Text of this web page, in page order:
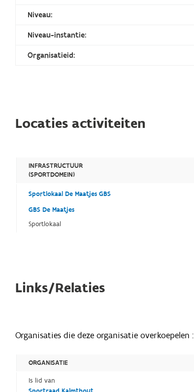
Niveau:
Niveau-instantie:
Organisatieid:
Locaties activiteiten
INFRASTRUCTUUR
(SPORTDOMEIN)
Sportlokaal De Maatjes GBS
GBS De Maatjes
Sportlokaal
Links/Relaties
Organisaties die deze organisatie overkoepelen :
ORGANISATIE
Is lid van